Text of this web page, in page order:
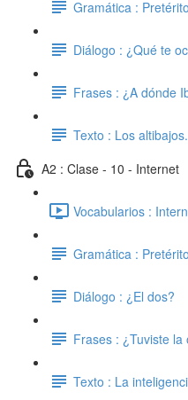
Gramática :
Diálogo : ¿Qué te
Frases : ¿A dónde
Texto : Los altibajos.
A2 : Clase - 10 - Internet
Vocabularios :
Gramática :
Diálogo : ¿El dos?
Frases : ¿Tuviste
Texto : La